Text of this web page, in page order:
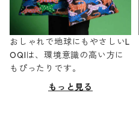
おしゃれで地球にもやさしいL
OQIは、環境意識の高い方に
もぴったりです。
もっと見る